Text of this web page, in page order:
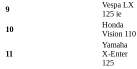
9
Vespa LX
125 ie
10
Honda
Vision 110
11
Yamaha
X-Enter
125